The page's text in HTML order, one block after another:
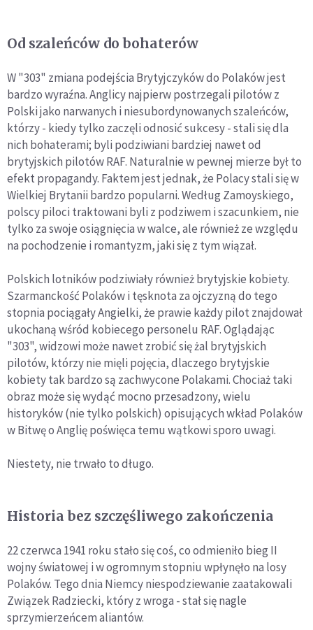
Od szaleńców do bohaterów
W "303" zmiana podejścia Brytyjczyków do Polaków jest
bardzo wyraźna. Anglicy najpierw postrzegali pilotów z
Polski jako narwanych i niesubordynowanych szaleńców,
którzy - kiedy tylko zaczęli odnosić sukcesy - stali się dla
nich bohaterami; byli podziwiani bardziej nawet od
brytyjskich pilotów RAF. Naturalnie w pewnej mierze był to
efekt propagandy. Faktem jest jednak, że Polacy stali się w
Wielkiej Brytanii bardzo popularni. Według Zamoyskiego,
polscy piloci traktowani byli z podziwem i szacunkiem, nie
tylko za swoje osiągnięcia w walce, ale również ze względu
na pochodzenie i romantyzm, jaki się z tym wiązał.
Polskich lotników podziwiały również brytyjskie kobiety.
Szarmanckość Polaków i tęsknota za ojczyzną do tego
stopnia pociągały Angielki, że prawie każdy pilot znajdował
ukochaną wśród kobiecego personelu RAF. Oglądając
"303", widzowi może nawet zrobić się żal brytyjskich
pilotów, którzy nie mięli pojęcia, dlaczego brytyjskie
kobiety tak bardzo są zachwycone Polakami. Chociaż taki
obraz może się wydąć mocno przesadzony, wielu
historyków (nie tylko polskich) opisujących wkład Polaków
w Bitwę o Anglię poświęca temu wątkowi sporo uwagi.
Niestety, nie trwało to długo.
Historia bez szczęśliwego zakończenia
22 czerwca 1941 roku stało się coś, co odmieniło bieg II
wojny światowej i w ogromnym stopniu wpłynęło na losy
Polaków. Tego dnia Niemcy niespodziewanie zaatakowali
Związek Radziecki, który z wroga - stał się nagle
sprzymierzeńcem aliantów.